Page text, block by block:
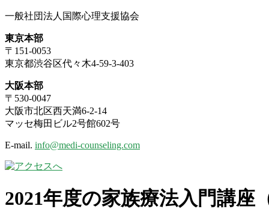
一般社団法人国際心理支援協会
東京本部
〒151-0053
東京都渋谷区代々木4-59-3-403
大阪本部
〒530-0047
大阪市北区西天満6-2-14
マッセ梅田ビル2号館602号
E-mail. info@medi-counseling.com
2021年度の家族療法入門講座